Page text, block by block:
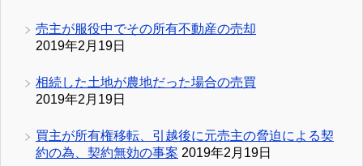
売主が服役中でその所有不動産の売却
2019年2月19日
相続した土地が農地だった場合の売買
2019年2月19日
買主が所有権移転、引越後に元売主の脅迫による契
約の為、契約無効の事案 2019年2月19日